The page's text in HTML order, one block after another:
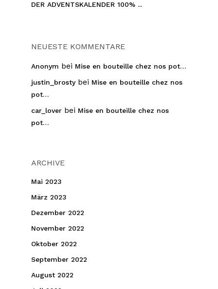
DER ADVENTSKALENDER 100% ...
NEUESTE KOMMENTARE
Anonym bei Mise en bouteille chez nos pot…
justin_brostybei Mise en bouteille chez nos
pot…
car_lover bei Mise en bouteille chez nos
pot…
ARCHIVE
Mai 2023
März 2023
Dezember 2022
November 2022
Oktober 2022
September 2022
August 2022